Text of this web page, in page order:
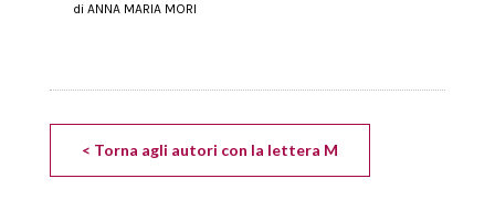
di ANNA MARIA MORI
< Torna agli autori con la lettera M